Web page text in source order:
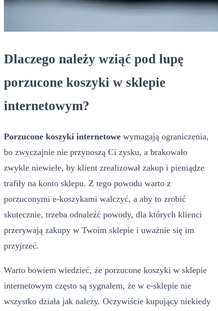
Dlaczego należy wziąć pod lupę
porzucone koszyki w sklepie
internetowym?
Porzucone koszyki internetowe wymagają ograniczenia,
bo zwyczajnie nie przynoszą Ci zysku, a brakowało
zwykle niewiele, by klient zrealizował zakup i pieniądze
trafiły na konto sklepu. Z tego powodu warto z
porzuconymi e-koszykami walczyć, a aby to zrobić
skutecznie, trzeba odnaleźć powody, dla których klienci
przerywają zakupy w Twoim sklepie i uważnie się im
przyjrzeć.
Warto bowiem wiedzieć, że porzucone koszyki w sklepie
internetowym często są sygnałem, że w e-sklepie nie
wszystko działa jak należy. Oczywiście kupujący niekiedy